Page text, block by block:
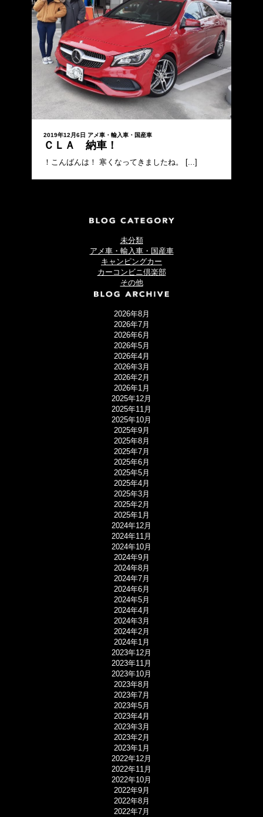
2019年12月6日 アメ車・輸入車・国産車
ＣＬＡ 納車！
！こんばんは！ 寒くなってきましたね。 [...]
未分類
アメ車・輸入車・国産車
キャンピングカー
カーコンビニ倶楽部
その他
2026年8月
2026年7月
2026年6月
2026年5月
2026年4月
2026年3月
2026年2月
2026年1月
2025年12月
2025年11月
2025年10月
2025年9月
2025年8月
2025年7月
2025年6月
2025年5月
2025年4月
2025年3月
2025年2月
2025年1月
2024年12月
2024年11月
2024年10月
2024年9月
2024年8月
2024年7月
2024年6月
2024年5月
2024年4月
2024年3月
2024年2月
2024年1月
2023年12月
2023年11月
2023年10月
2023年8月
2023年7月
2023年5月
2023年4月
2023年3月
2023年2月
2023年1月
2022年12月
2022年11月
2022年10月
2022年9月
2022年8月
2022年7月